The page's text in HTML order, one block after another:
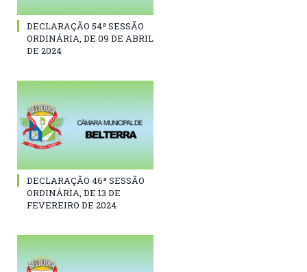
DECLARAÇÃO 54ª SESSÃO
ORDINÁRIA, DE 09 DE ABRIL
DE 2024
DECLARAÇÃO 46ª SESSÃO
ORDINÁRIA, DE 13 DE
FEVEREIRO DE 2024